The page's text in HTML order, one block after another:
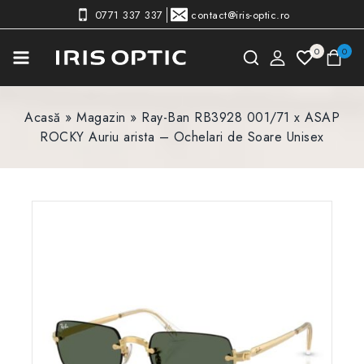
0771 337 337 contact@iris-optic.ro
0 0
Acasă » Magazin » Ray-Ban RB3928 001/71 x ASAP
ROCKY Auriu arista – Ochelari de Soare Unisex